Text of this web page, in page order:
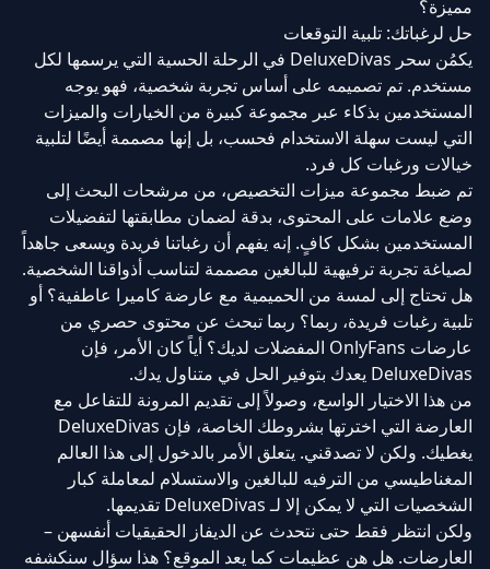
مميزة؟
حل لرغباتك: تلبية التوقعات
يكمُن سحر DeluxeDivas في الرحلة الحسية التي يرسمها لكل
مستخدم. تم تصميمه على أساس تجربة شخصية، فهو يوجه
المستخدمين بذكاء عبر مجموعة كبيرة من الخيارات والميزات
التي ليست سهلة الاستخدام فحسب، بل إنها مصممة أيضًا لتلبية
خيالات ورغبات كل فرد.
تم ضبط مجموعة ميزات التخصيص، من مرشحات البحث إلى
وضع علامات على المحتوى، بدقة لضمان مطابقتها لتفضيلات
المستخدمين بشكل كافٍ. إنه يفهم أن رغباتنا فريدة ويسعى جاهداً
لصياغة تجربة ترفيهية للبالغين مصممة لتناسب أذواقنا الشخصية.
هل تحتاج إلى لمسة من الحميمية مع عارضة كاميرا عاطفية؟ أو
تلبية رغبات فريدة، ربما؟ ربما تبحث عن محتوى حصري من
عارضات OnlyFans المفضلات لديك؟ أياً كان الأمر، فإن
DeluxeDivas يعدك بتوفير الحل في متناول يدك.
من هذا الاختيار الواسع، وصولاً إلى تقديم المرونة للتفاعل مع
العارضة التي اخترتها بشروطك الخاصة، فإن DeluxeDivas
يغطيك. ولكن لا تصدقني. يتعلق الأمر بالدخول إلى هذا العالم
المغناطيسي من الترفيه للبالغين والاستسلام لمعاملة كبار
الشخصيات التي لا يمكن إلا لـ DeluxeDivas تقديمها.
ولكن انتظر فقط حتى نتحدث عن الديفاز الحقيقيات أنفسهن –
العارضات. هل هن عظيمات كما يعد الموقع؟ هذا سؤال سنكشفه